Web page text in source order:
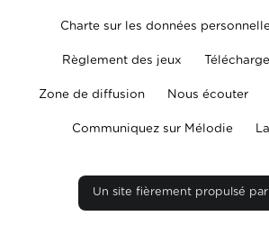
Charte sur les données
Règlement des jeux
Zone de diffusion Nous écouter
Communiquez sur Mélodie
Un site fièrement propulsé par